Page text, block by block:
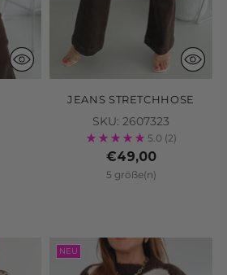
JEANS STRETCHHOSE
SKU: 2607323
5.0 (2)
€49,00
5 größe(n)
NEU